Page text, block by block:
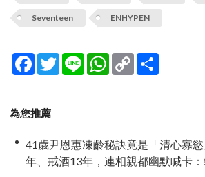
Seventeen ENHYPEN
Facebook
TwitterLine WhatsApp
Copy
Link
為您推薦
41歲尹恩惠凍齡秘訣竟是「清心寡
年、戒酒13年，連相親都幽默喊卡